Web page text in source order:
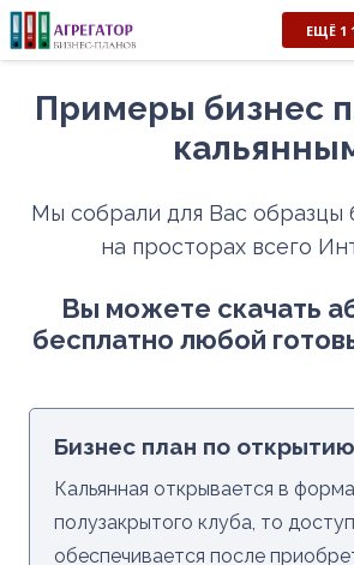
ЕЩЁ 1
Примеры бизнес
Мы собрали для Вас образцы
на просторах всего
Вы можете скачать
бесплатно любой
Бизнес план по
Кальянная открывается в
полузакрытого клуба, то
обеспечивается после